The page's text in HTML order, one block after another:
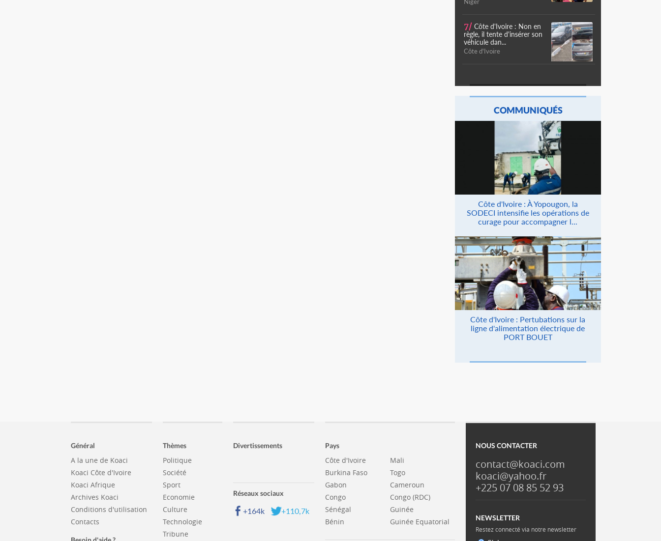
7/ Côte d'Ivoire : Non en
règle, il tente d'insérer son
véhicule dan...
Côte d'Ivoire
COMMUNIQUÉS
Côte d'Ivoire : À Yopougon, la
SODECI intensifie les opérations de
curage pour accompagner l...
Côte d'Ivoire : Pertubations sur la
ligne d'alimentation électrique de
PORT BOUET
Général
A la une de Koaci
Koaci Côte d'Ivoire
Koaci Afrique
Archives Koaci
Conditions d'utilisation
Contacts
Thèmes
Politique
Société
Sport
Economie
Culture
Technologie
Tribune
Divertissements
Réseaux sociaux
+164k +110,7k
Pays
Côte d'Ivoire
Burkina Faso
Gabon
Congo
Sénégal
Bénin
Mali
Togo
Cameroun
Congo (RDC)
Guinée
Guinée Equatorial
NOUS CONTACTER
contact@koaci.com
koaci@yahoo.fr
+225 07 08 85 52 93
NEWSLETTER
Restez connecté via notre newsletter